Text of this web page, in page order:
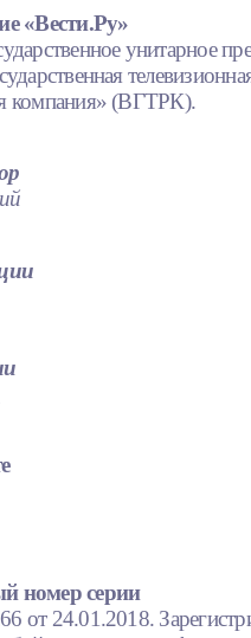
«Вести.Ру»
унитарное
компания» (ВГТРК).
номер серии
24.01.2018.